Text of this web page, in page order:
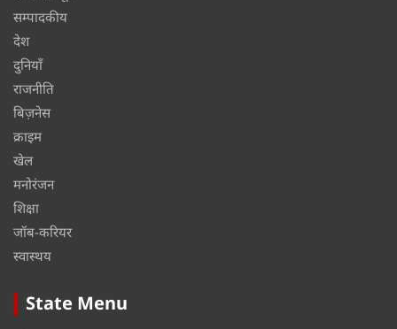
सम्पादकीय
देश
दुनियाँ
राजनीति
बिज़नेस
क्राइम
खेल
मनोरंजन
शिक्षा
जॉब-करियर
स्वास्थय
State Menu